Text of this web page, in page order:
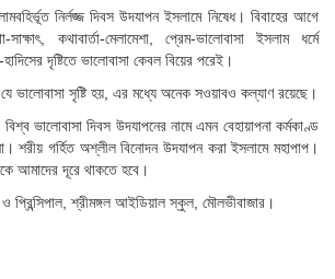
নির্লজ্জ দিবস উদযাপন ইসলামে নিষেধ। বিবাহের আগে
কথাবার্তা-মেলামেশা, প্রেম-ভালোবাসা ইসলাম ধর্মে
দৃষ্টিতে ভালোবাসা কেবল বিয়ের পরেই।
যে ভালোবাসা সৃষ্টি হয়, এর মধ্যে অনেক সওয়াবও কল্যাণ রয়েছে।
ভালোবাসা দিবস উদযাপনের নামে এমন বেহায়াপনা কর্মকাণ্ড
শরীয় গর্হিত অশ্লীল বিনোদন উদযাপন করা ইসলামে মহাপাপ।
আমাদের দূরে থাকতে হবে।
ও প্রিন্সিপাল, শ্রীমঙ্গল আইডিয়াল স্কুল, মৌলভীবাজার।